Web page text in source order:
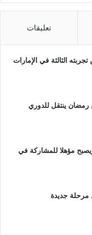
تعليقات
الثالثة في الإمارات
ينتقل للدوري
18 ملفا ويصبح مؤهلا للمشاركة في
مرحلة جديدة